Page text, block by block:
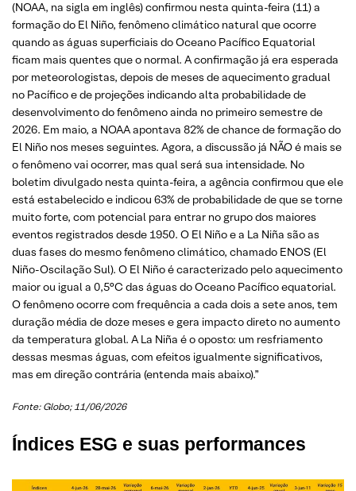
(NOAA, na sigla em inglês) confirmou nesta quinta-feira (11) a
formação do El Niño, fenômeno climático natural que ocorre
quando as águas superficiais do Oceano Pacífico Equatorial
ficam mais quentes que o normal. A confirmação já era esperada
por meteorologistas, depois de meses de aquecimento gradual
no Pacífico e de projeções indicando alta probabilidade de
desenvolvimento do fenômeno ainda no primeiro semestre de
2026. Em maio, a NOAA apontava 82% de chance de formação do
El Niño nos meses seguintes. Agora, a discussão já NÃO é mais se
o fenômeno vai ocorrer, mas qual será sua intensidade. No
boletim divulgado nesta quinta-feira, a agência confirmou que ele
está estabelecido e indicou 63% de probabilidade de que se torne
muito forte, com potencial para entrar no grupo dos maiores
eventos registrados desde 1950. O El Niño e a La Niña são as
duas fases do mesmo fenômeno climático, chamado ENOS (El
Niño-Oscilação Sul). O El Niño é caracterizado pelo aquecimento
maior ou igual a 0,5°C das águas do Oceano Pacífico equatorial.
O fenômeno ocorre com frequência a cada dois a sete anos, tem
duração média de doze meses e gera impacto direto no aumento
da temperatura global. A La Niña é o oposto: um resfriamento
dessas mesmas águas, com efeitos igualmente significativos,
mas em direção contrária (entenda mais abaixo).”
Fonte: Globo; 11/06/2026
Índices ESG e suas performances